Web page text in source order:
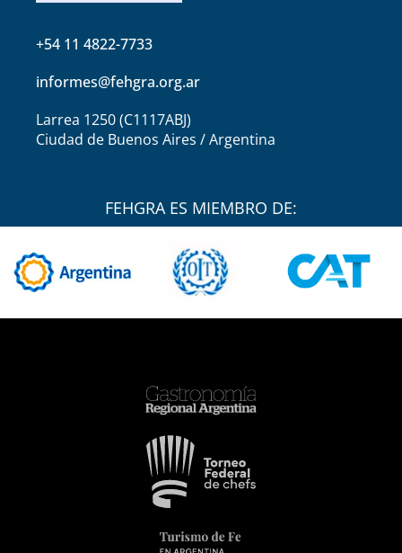
+54 11 4822-7733
informes@fehgra.org.ar
Larrea 1250 (C1117ABJ)
Ciudad de Buenos Aires / Argentina
FEHGRA ES MIEMBRO DE: